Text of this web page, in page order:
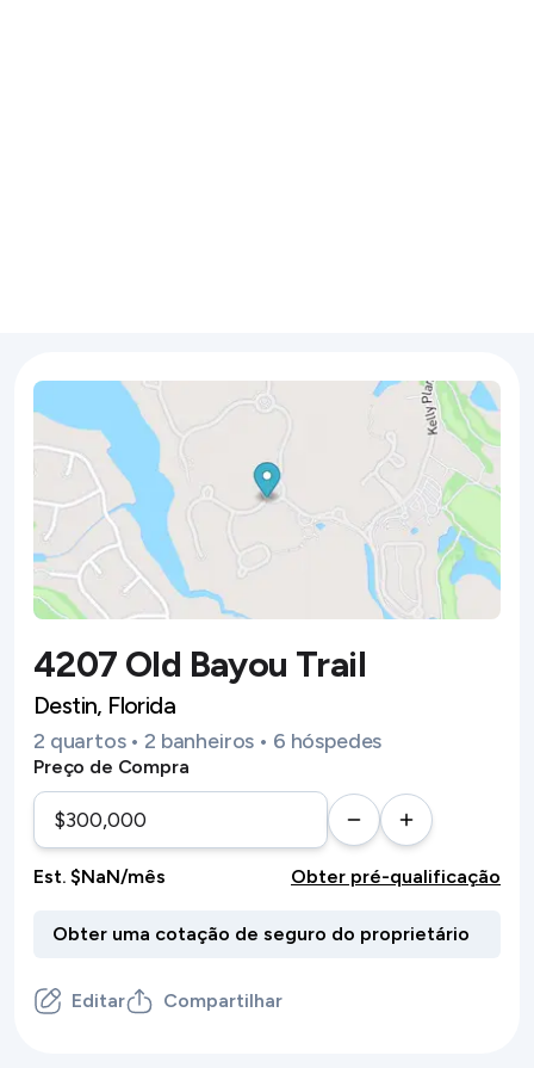
4207 Old Bayou Trail
Destin, Florida
2 quartos • 2 banheiros • 6 hóspedes
Preço de Compra
Est. $NaN/mês Obter pré-qualificação
Editar Compartilhar